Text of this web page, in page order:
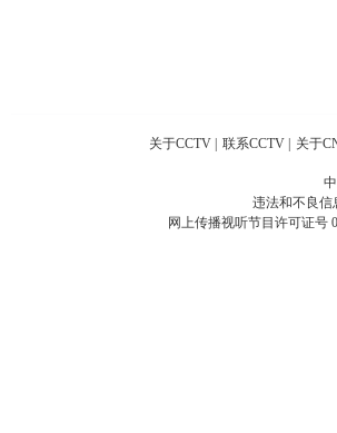
关于CCTV 联系CCTV 关于
违法和不良信
网上传播视听节目许可证号